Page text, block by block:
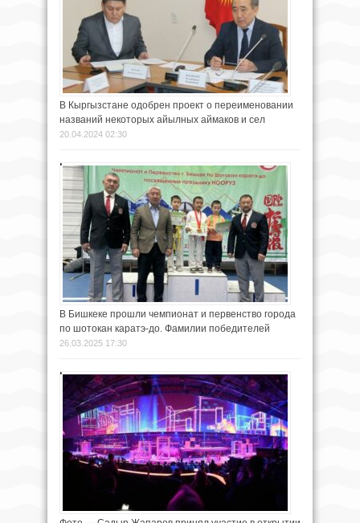
В Кыргызстане одобрен проект о переименовании
названий некоторых айылных аймаков и сел
20.04.2024 02:30
В Бишкеке прошли чемпионат и первенство города
по шотокан каратэ-до. Фамилии победителей
26.03.2025 17:30